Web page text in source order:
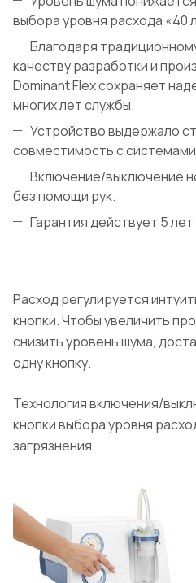
выбора уровня расхода «40
Благодаря
качеству разработки и
Dominant Flex сохраняет
многих лет службы.
Устройство выдержало
совместимость с
Включение/выключение
без помощи рук.
Гарантия действует 5 лет
Расход регулируется
кнопки. Чтобы увеличить
снизить уровень шума,
одну кнопку.
Технология включения/
кнопки выбора уровня
загрязнения.